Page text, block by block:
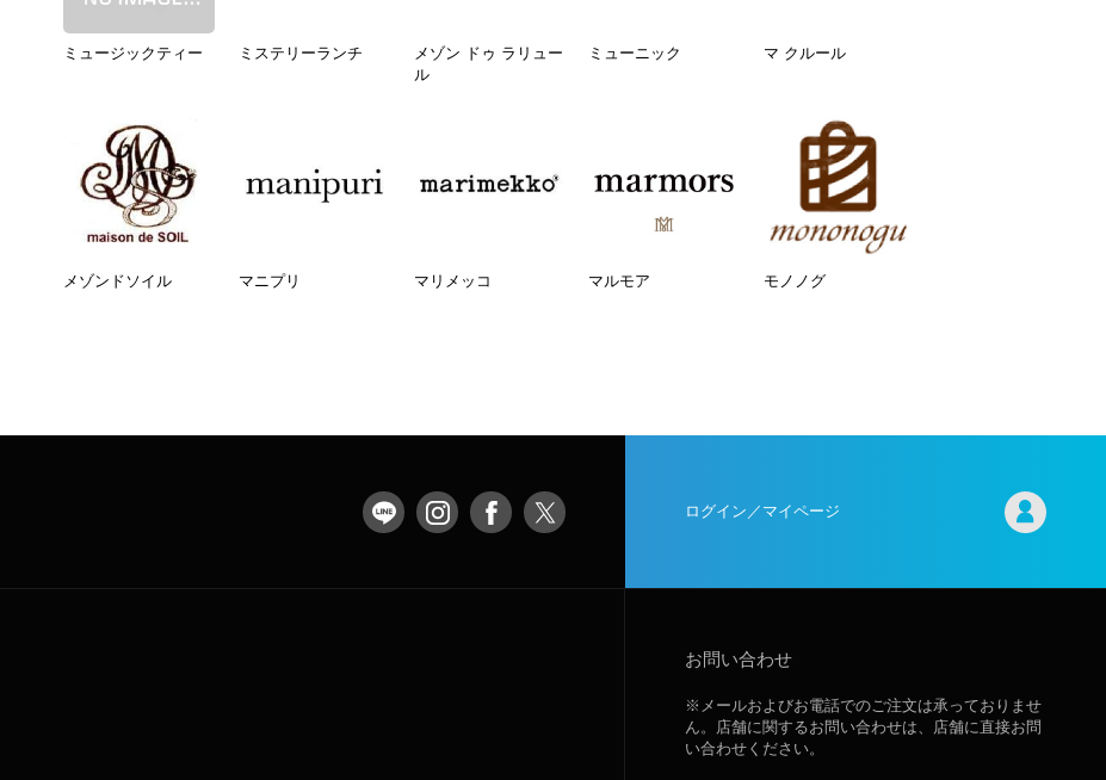
ミュージックティー ミステリーランチ
メゾン ドゥ ラリュー
ル
ミューニック マ クルール
メゾンドソイル マニプリ マリメッコ マルモア モノノグ
ログイン／マイページ
お問い合わせ
※メールおよびお電話でのご注文は承っておりませ
ん。店舗に関するお問い合わせは、店舗に直接お問
い合わせください。